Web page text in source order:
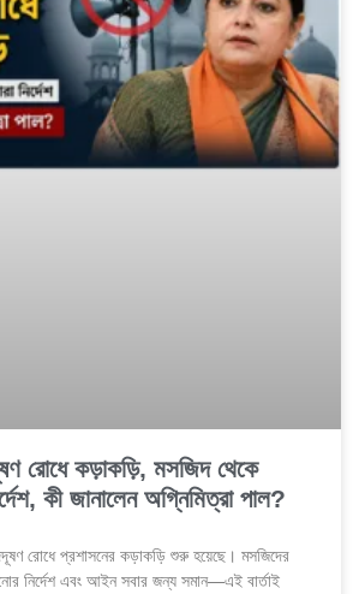
রোধে কড়াকড়ি, মসজিদ থেকে
কী জানালেন অগ্নিমিত্রা পাল?
রোধে প্রশাসনের কড়াকড়ি শুরু হয়েছে। মসজিদের
নির্দেশ এবং আইন সবার জন্য সমান—এই বার্তাই